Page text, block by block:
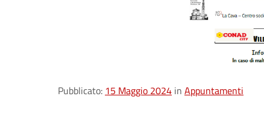
Pubblicato: 15 Maggio 2024 in Appuntamenti